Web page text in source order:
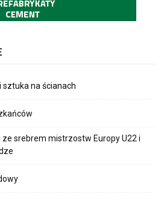
sztuka na ścianach
srebrem mistrzostw Europy U22 i